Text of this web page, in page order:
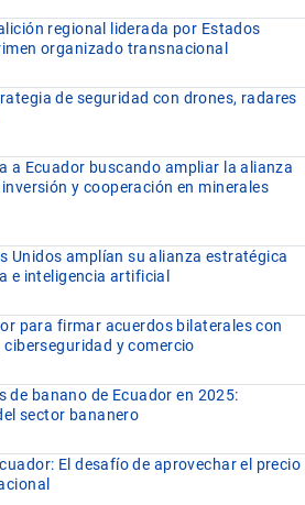
regional liderada por Estados
organizado transnacional
de seguridad con drones, radares
a Ecuador buscando ampliar la alianza
y cooperación en minerales
Unidos amplían su alianza estratégica
e inteligencia artificial
para firmar acuerdos bilaterales con
y comercio
de banano de Ecuador en 2025:
sector bananero
El desafío de aprovechar el precio